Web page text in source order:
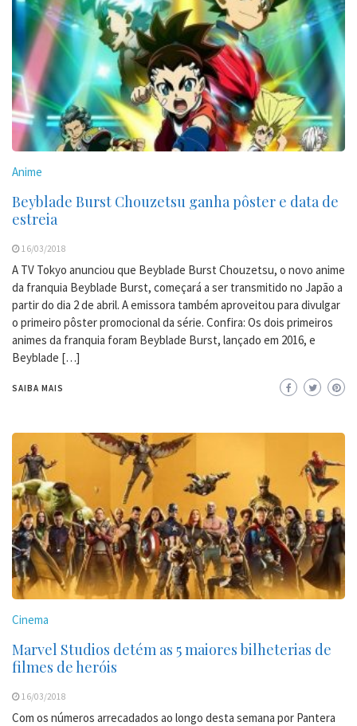
Anime
Beyblade Burst Chouzetsu ganha pôster e data de
estreia
16/03/2018
A TV Tokyo anunciou que Beyblade Burst Chouzetsu, o novo anime
da franquia Beyblade Burst, começará a ser transmitido no Japão a
partir do dia 2 de abril. A emissora também aproveitou para divulgar
o primeiro pôster promocional da série. Confira: Os dois primeiros
animes da franquia foram Beyblade Burst, lançado em 2016, e
Beyblade […]
SAIBA MAIS
Cinema
Marvel Studios detém as 5 maiores bilheterias de
filmes de heróis
16/03/2018
Com os números arrecadados ao longo desta semana por Pantera